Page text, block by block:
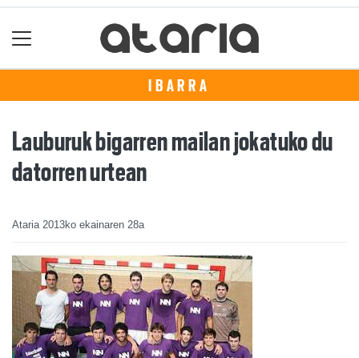
IBARRA
Lauburuk bigarren mailan jokatuko du
datorren urtean
Ataria 2013ko ekainaren 28a